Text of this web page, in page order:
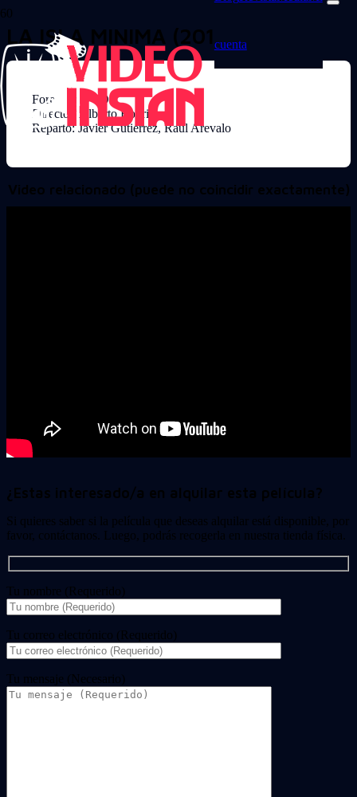
cuenta
LA ISLA MINIMA (2014)
Formato: DVD
Director: Alberto Rodriguez
Reparto: Javier Gutierrez, Raul Arevalo
Video relacionado (puede no coincidir exactamente)
¿Estas interesado/a en alquilar esta película?
Si quieres saber si la película que deseas alquilar está disponible, por
favor, contáctanos. Luego, podrás recogerla en nuestra tienda física.
Tu nombre (Requerido)
Tu correo electrónico (Requerido)
Tu mensaje (Necesario)